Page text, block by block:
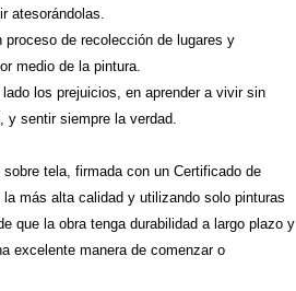
atesorándolas.
de recolección de lugares y
medio de la pintura.
los prejuicios, en aprender a vivir sin
y sentir siempre la verdad.
tela, firmada con un Certificado de
más alta calidad y utilizando solo pinturas
que la obra tenga durabilidad a largo plazo y
excelente manera de comenzar o